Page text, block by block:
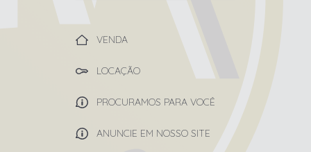
VENDA
LOCAÇÃO
PROCURAMOS PARA VOCÊ
ANUNCIE EM NOSSO SITE